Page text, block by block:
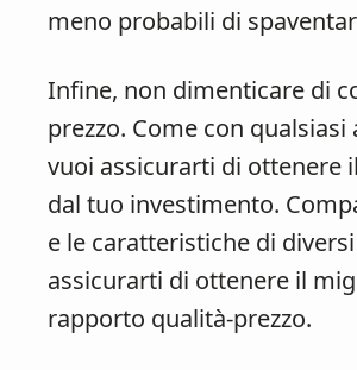
meno probabili di
Infine, non dimenticare di
prezzo. Come con qualsiasi
vuoi assicurarti di ottenere
dal tuo investimento.
e le caratteristiche di
assicurarti di ottenere il
rapporto qualità-prezzo.